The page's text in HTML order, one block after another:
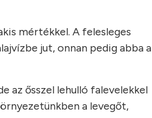
mértékkel. A felesleges
jut, onnan pedig abba a
az ősszel lehulló falevelekkel
a levegőt,